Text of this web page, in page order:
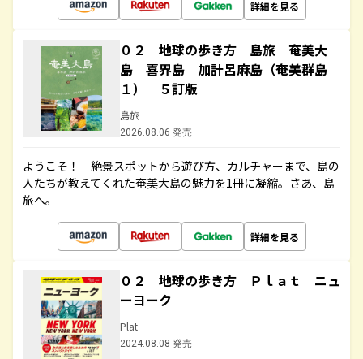
詳細を見る
０２ 地球の歩き方 島旅 奄美大
島 喜界島 加計呂麻島（奄美群島
１） ５訂版
島旅
2026.08.06 発売
ようこそ！ 絶景スポットから遊び方、カルチャーまで、島の
人たちが教えてくれた奄美大島の魅力を1冊に凝縮。さあ、島
旅へ。
詳細を見る
０２ 地球の歩き方 Ｐｌａｔ ニュ
ーヨーク
Plat
2024.08.08 発売